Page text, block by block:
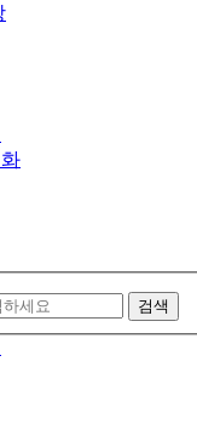
검색